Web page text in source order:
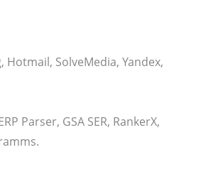
Hotmail, SolveMedia, Yandex,
Parser, GSA SER, RankerX,